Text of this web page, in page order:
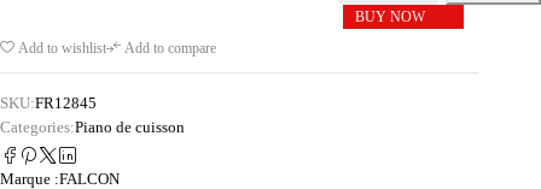
BUY NOW
Add to wishlist
Add to compare
SKU:FR12845
Categories:Piano de cuisson
Marque :FALCON